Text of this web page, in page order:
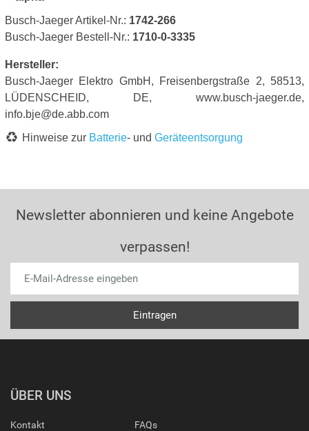
Busch-Jaeger Artikel-Nr.: 1742-266
Busch-Jaeger Bestell-Nr.: 1710-0-3335
Hersteller:
Busch-Jaeger Elektro GmbH, Freisenbergstraße 2, 58513,
LÜDENSCHEID, DE, www.busch-jaeger.de,
info.bje@de.abb.com
Hinweise zur Batterie- und Geräteentsorgung
Newsletter abonnieren und keine Angebote
verpassen!
ÜBER UNS
Kontakt FAQs